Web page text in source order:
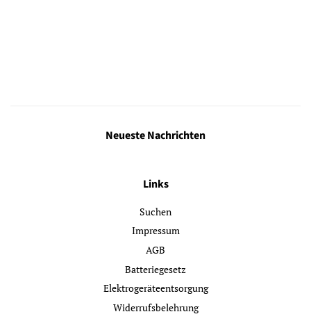
Neueste Nachrichten
Links
Suchen
Impressum
AGB
Batteriegesetz
Elektrogeräteentsorgung
Widerrufsbelehrung